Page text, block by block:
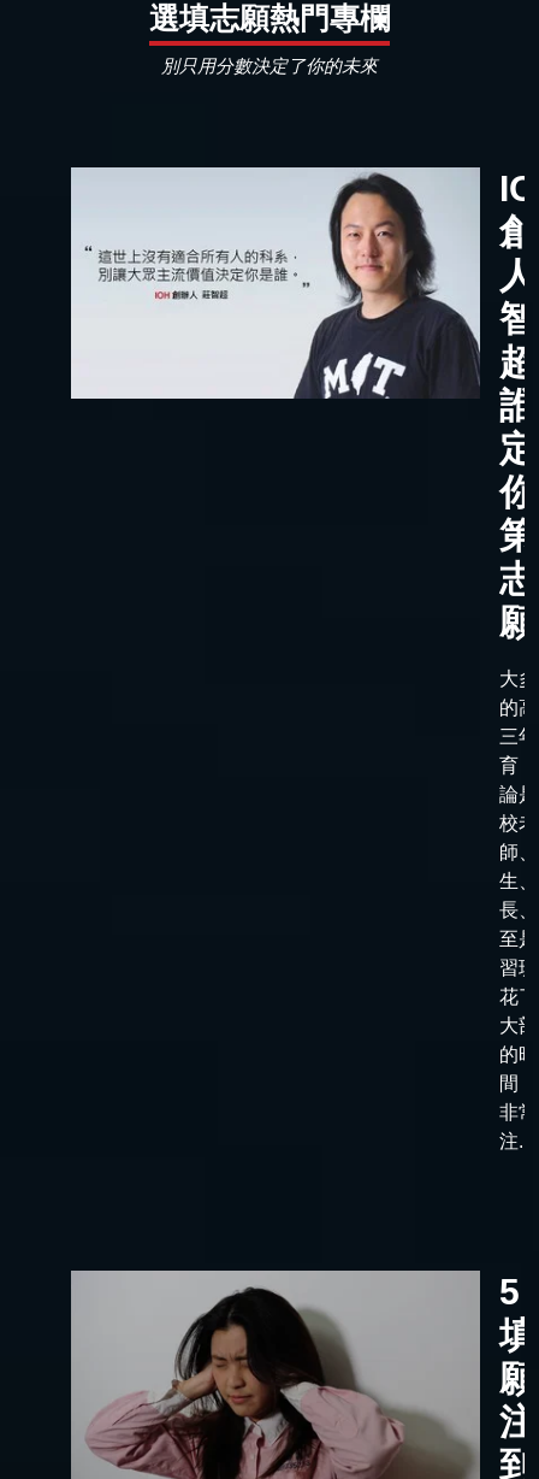
選填志願熱門專欄
別只用分數決定了你的未來
智
志
大
的
三
育
論
校老
師
生
長
至
習
花
大
的時
間
非
注...
5